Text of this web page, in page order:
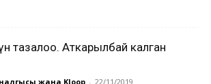
тазалоо. Аткарылбай калган
жана Kloop - 22/11/2019